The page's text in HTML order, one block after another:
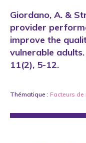
Giordano, A. &
provider
improve the
vulnerable
11(2), 5-12.
Thématique : Facteurs de